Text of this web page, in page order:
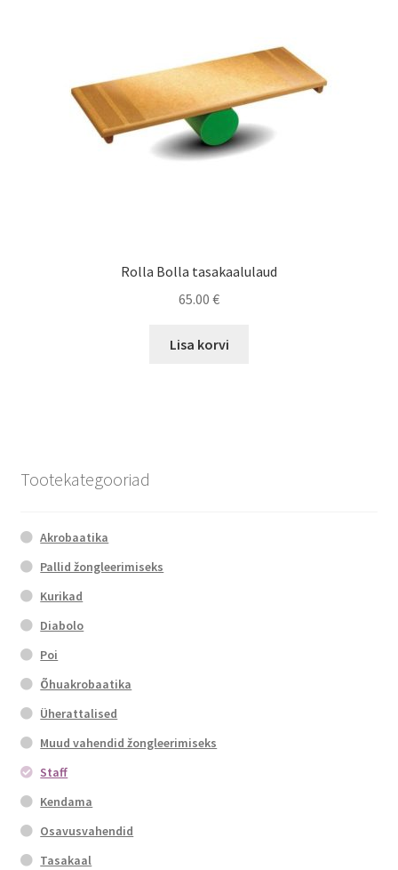
chosen
on
the
product
page
Rolla Bolla tasakaalulaud
65.00 €
Lisa korvi
Tootekategooriad
Akrobaatika
Pallid žongleerimiseks
Kurikad
Diabolo
Poi
Õhuakrobaatika
Üherattalised
Muud vahendid žongleerimiseks
Staff
Kendama
Osavusvahendid
Tasakaal